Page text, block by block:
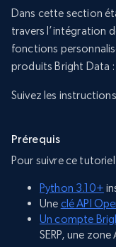
Dans cette section
travers l’intégration
fonctions
produits Bright Data :
Suivez les
Prérequis
Pour suivre ce
Python 3.10+
Une clé API
Un compte
SERP, une